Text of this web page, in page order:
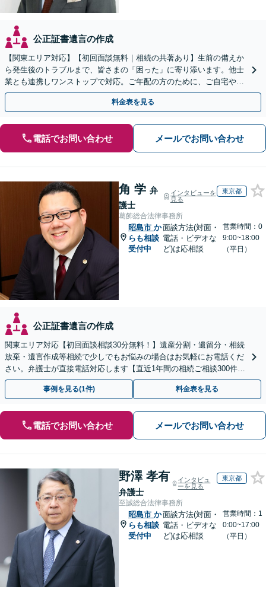
公正証書遺言の作成
【関東エリア対応】【初回面談無料｜相続の共著あり】生前の備えか
ら発生後のトラブルまで、皆さまの「困った」に寄り添います。他士
業とも連携しワンストップで対応。ご年配の方のために、ご自宅やご
近所への出張相談も実施【秘密厳守｜休日・夜間相談可】
料金表を見る
電話でお問い合わせ メールでお問い合わせ
角 学 弁
護士
インタビューを
見る
東京都
葛飾総合法律事務所
昭島市 か
らも相談
受付中
面談方法(対面・
電話・ビデオな
ど)は応相談
営業時間：0
9:00~18:00
（平日）
公正証書遺言の作成
関東エリア対応【初回面談相談30分無料！】遺産分割・遺留分・相続
放棄・遺言作成等相続で少しでもお悩みの場合はお気軽にお電話くだ
さい。弁護士が直接電話対応します【直近1年間の相続ご相談300件以
上！＆相続の著書・セミナー多数】弁護士複数所属
事例を見る(1件) 料金表を見る
電話でお問い合わせ メールでお問い合わせ
野澤 孝有
弁護士
インタビュ
ーを見る
東京都
至誠総合法律事務所
昭島市 か
らも相談
受付中
面談方法(対面・
電話・ビデオな
ど)は応相談
営業時間：1
0:00~17:00
（平日）